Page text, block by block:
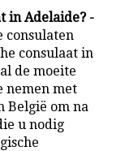
in Adelaide? -
consulaten
consulaat in
de moeite
nemen met
België om na
u nodig